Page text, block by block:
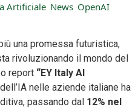
Artificiale News OpenAI
una promessa futuristica,
rivoluzionando il mondo del
report “EY Italy AI
nelle aziende italiane ha
passando dal 12% nel